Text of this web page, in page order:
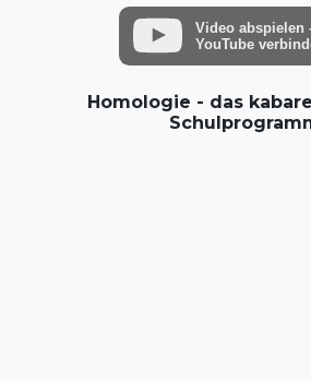
Video abspielen
YouTube
Homologie - das